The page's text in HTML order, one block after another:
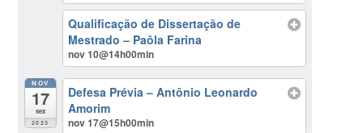
Qualificação de Dissertação de
Mestrado – Paôla Farina
nov 10@14h00min
NOV
17
sex
2023
Defesa Prévia – Antônio Leonardo
Amorim
nov 17@15h00min